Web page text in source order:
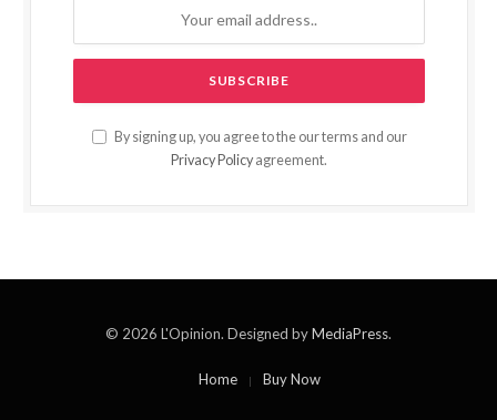
By signing up, you agree to the our terms and our
Privacy Policy agreement.
© 2026 L'Opinion. Designed byMediaPress.
Home Buy Now